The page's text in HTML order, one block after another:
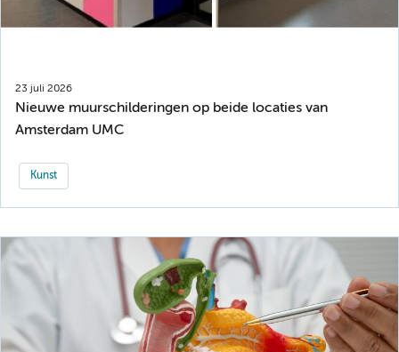
23 juli 2026
Nieuwe muurschilderingen op beide locaties van
Amsterdam UMC
Kunst